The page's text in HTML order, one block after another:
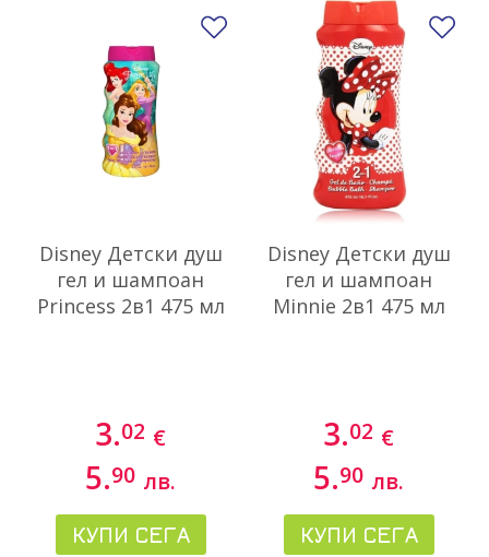
Disney Детски душ
гел и шампоан
Princess 2в1 475 мл
3.02 €
5.90 лв.
КУПИ СЕГА
Добави в любими
Disney Детски душ
гел и шампоан
Minnie 2в1 475 мл
3.02 €
5.90 лв.
КУПИ СЕГА